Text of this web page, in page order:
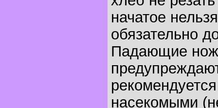
начатое
обязательно
Падающие
насекомыми